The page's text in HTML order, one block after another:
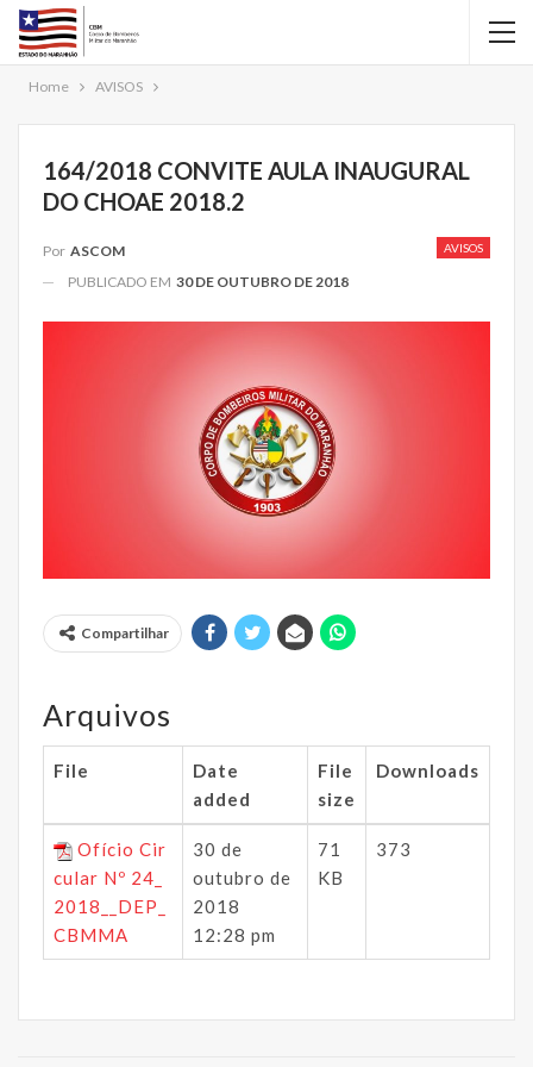
Home AVISOS
164/2018 CONVITE AULA INAUGURAL
DO CHOAE 2018.2
AVISOS
Por ASCOM
PUBLICADO EM 30 DE OUTUBRO DE 2018
Compartilhar
Arquivos
File
Date
added
File
size
Downloads
Ofício Cir
cular Nº 24_
2018__DEP_
CBMMA
30 de
outubro de
2018
12:28 pm
71
KB
373